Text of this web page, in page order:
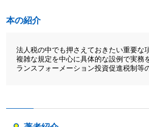
本の紹介
法人税の中でも押さえておきたい重要な
複雑な規定を中心に具体的な設例で実務
ランスフォーメーション投資促進税制等